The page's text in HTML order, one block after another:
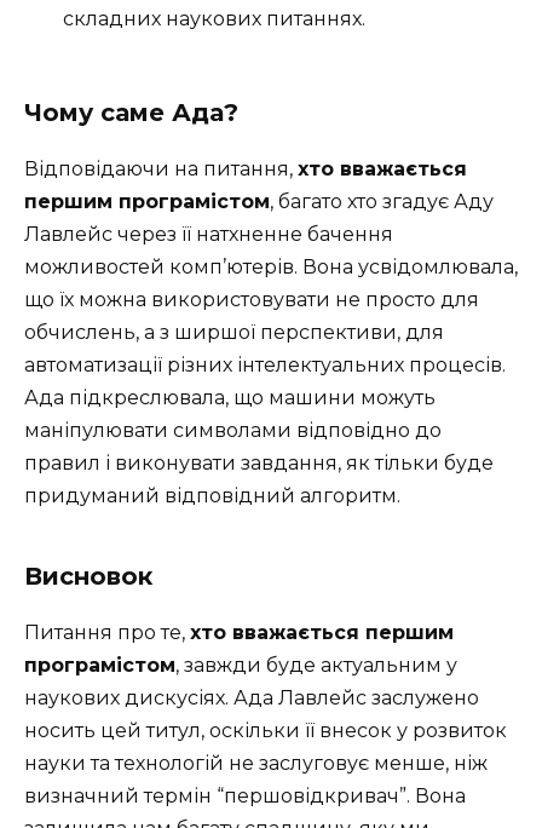
складних наукових питаннях.
Чому саме Ада?
Відповідаючи на питання, хто вважається
першим програмістом, багато хто згадує Аду
Лавлейс через її натхненне бачення
можливостей комп’ютерів. Вона усвідомлювала,
що їх можна використовувати не просто для
обчислень, а з ширшої перспективи, для
автоматизації різних інтелектуальних процесів.
Ада підкреслювала, що машини можуть
маніпулювати символами відповідно до
правил і виконувати завдання, як тільки буде
придуманий відповідний алгоритм.
Висновок
Питання про те, хто вважається першим
програмістом, завжди буде актуальним у
наукових дискусіях. Ада Лавлейс заслужено
носить цей титул, оскільки її внесок у розвиток
науки та технологій не заслуговує менше, ніж
визначний термін “першовідкривач”. Вона